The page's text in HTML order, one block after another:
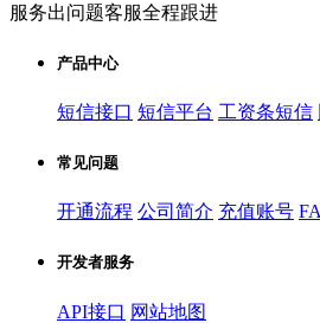
服务出问题客服全程跟进
产品中心
短信接口 短信平台 工资条短信
常见问题
开通流程 公司简介 充值账号
开发者服务
API接口 网站地图